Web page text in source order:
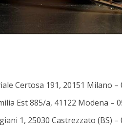
Certosa 191, 20151 Milano –
Est 885/a, 41122 Modena –
1, 25030 Castrezzato (BS) –